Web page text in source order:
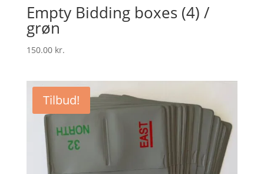
Empty Bidding boxes (4) /
grøn
150.00 kr.
Tilbud!